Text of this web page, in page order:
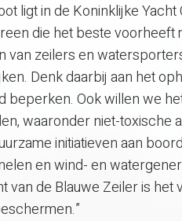
ligt in de Koninklijke
die het beste voorheeft
van zeilers en
Denk daarbij aan het
beperken. Ook willen we
waaronder niet-toxische
initiatieven aan
en wind- en
van de Blauwe Zeiler is